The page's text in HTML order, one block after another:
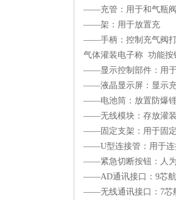
——充管：用于和气瓶
——架：用于放置充
——手柄：控制充气阀打
气体灌装电子称 功能按
——显示控制部件：用
——液晶显示屏：显示
——电池筒：放置防爆
——无线模块：存放灌装
——固定支架：用于固
——U型连接管：用于连
——紧急切断按钮：人为
——AD通讯接口：9芯
——无线通讯接口：7芯